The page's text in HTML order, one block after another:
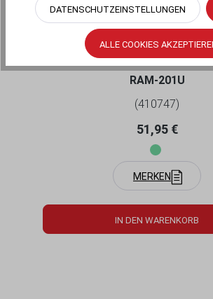
RAM MOUNTS
FÜR C-KUGELN (1,5 ZOLL),
RAM-201U
(410747)
Regulärer
51,95 €
MERKEN
IN DEN WARENKORB
DATENSCHUTZEINSTELLUNGEN
ALLE COOKIES